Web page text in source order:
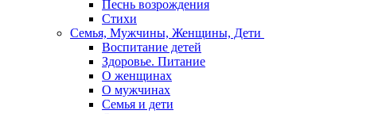
Песнь возрождения
Стихи
Семья, Мужчины, Женщины, Дети
Воспитание детей
Здоровье. Питание
О женщинах
О мужчинах
Семья и дети